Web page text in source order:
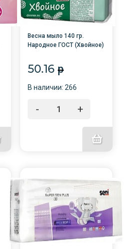
Весна мыло 140 гр.
Народное ГОСТ (Хвойное)
50.16 p
В наличии: 266
- +